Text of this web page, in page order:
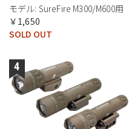
モデル: SureFire M300/M600用
￥1,650
SOLD OUT